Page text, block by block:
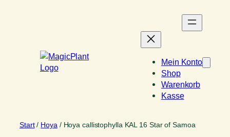
Mein Konto
Shop
Warenkorb
Kasse
Start/ Hoya / Hoya callistophylla KAL 16 Star of Samoa